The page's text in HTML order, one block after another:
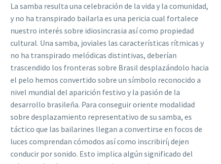
La samba resulta una celebración de la vida y la comunidad,
y no ha transpirado bailarla es una pericia cual fortalece
nuestro interés sobre idiosincrasia así­ como propiedad
cultural. Una samba, joviales las características rítmicas y
no ha transpirado melódicas distintivas, deberían
trascendido los fronteras sobre Brasil desplazándolo hacia
el pelo hemos convertido sobre un símbolo reconocido a
nivel mundial del aparición festivo y la pasión de la
desarrollo brasileña. Para conseguir oriente modalidad
sobre desplazamiento representativo de su samba, es
táctico que las bailarines llegan a convertirse en focos de
luces comprendan cómodos así­ como inscribirí¡ dejen
conducir por sonido. Esto implica algún significado del